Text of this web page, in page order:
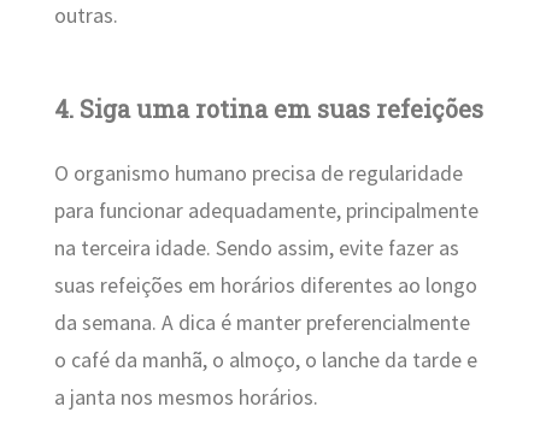
outras.
4. Siga uma rotina em suas refeições
O organismo humano precisa de regularidade
para funcionar adequadamente, principalmente
na terceira idade. Sendo assim, evite fazer as
suas refeições em horários diferentes ao longo
da semana. A dica é manter preferencialmente
o café da manhã, o almoço, o lanche da tarde e
a janta nos mesmos horários.